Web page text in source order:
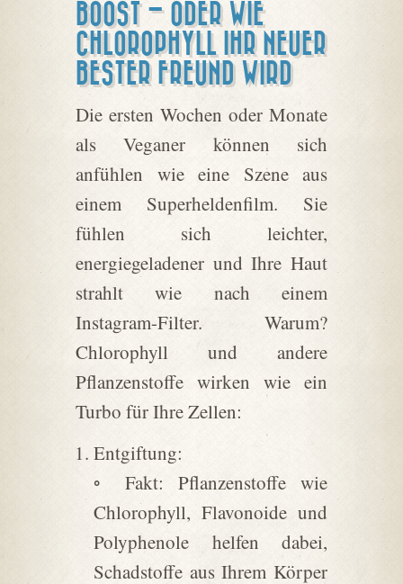
BOOST – ODER WIE
CHLOROPHYLL IHR NEUER
BESTER FREUND WIRD
Die ersten Wochen oder Monate
als Veganer können sich
anfühlen wie eine Szene aus
einem Superheldenfilm. Sie
fühlen sich leichter,
energiegeladener und Ihre Haut
strahlt wie nach einem
Instagram-Filter. Warum?
Chlorophyll und andere
Pflanzenstoffe wirken wie ein
Turbo für Ihre Zellen:
Entgiftung:
◦ Fakt: Pflanzenstoffe wie
Chlorophyll, Flavonoide und
Polyphenole helfen dabei,
Schadstoffe aus Ihrem Körper